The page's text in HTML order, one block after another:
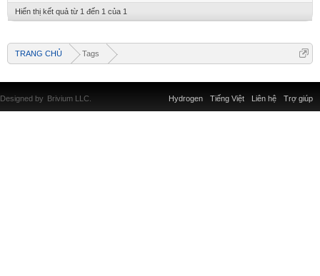
Hiển thị kết quả từ 1 đến 1 của 1
TRANG CHỦ Tags
Liên hệ Trợ giúp
Hydrogen Tiếng Việt
Designed by Brivium LLC.